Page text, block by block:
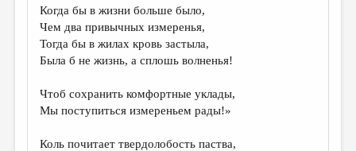
ДАЙДЖЕСТ
ПРОИЗВЕДЕНИЯ
ПЕРЕВОДЫ
КОНКУРСЫ
ДЕТСКАЯ КОМНАТА
Когда бы в жизни больше было,
Чем два привычных измеренья,
Тогда бы в жилах кровь застыла,
Была б не жизнь, а сплошь волненья!
Чтоб сохранить комфортные уклады,
Мы поступиться измереньем рады!»
Коль почитает твердолобость паства,